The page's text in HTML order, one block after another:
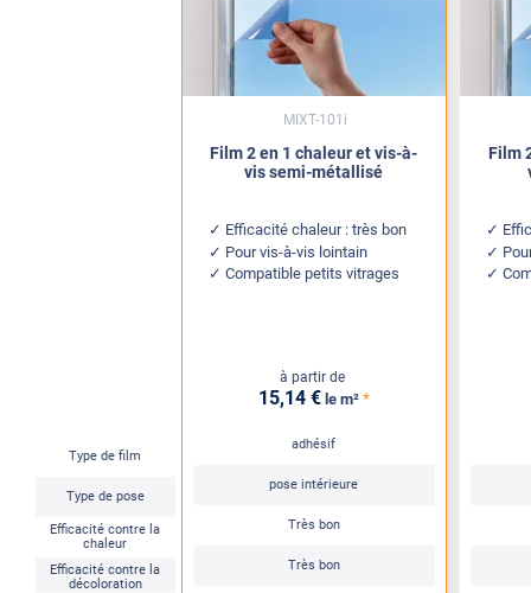
Type de film
Type de pose
Efficacité contre la
chaleur
Efficacité contre la
décoloration
Film 2 en 1 chaleur et vis-à-
vis semi-métallisé
Efficacité chaleur : très bon
Pour vis-à-vis lointain
Compatible petits vitrages
à partir de
15,14 € le m² *
adhésif
pose intérieure
Très bon
Très bon
MIXT-101i
Film